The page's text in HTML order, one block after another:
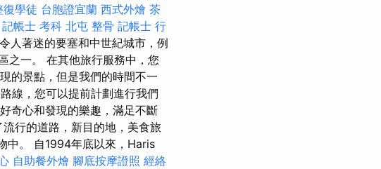
復學徒 台胞證宜蘭 西式外燴 茶
記帳士 考科 北屯 整骨 記帳士 行
人著迷的要塞和中世紀城市，例
之一。 在其他旅行服務中，您
的景點，但是我們的時間不一
線，您可以提前計劃進行我們
奇心和發現的樂趣，滿足不斷
行的道路，新目的地，美食旅
中。 自1994年底以來，Haris
自助餐外燴 腳底按摩證照 經絡